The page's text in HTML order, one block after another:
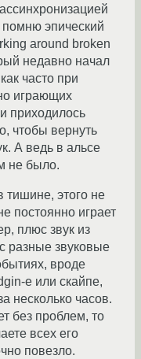
помню эпический
around broken
недавно начал
часто при
играющих
приходилось
чтобы вернуть
А ведь в альсе
не было.
тишине, этого не
постоянно играет
плюс звук из
разные звуковые
вроде
е или скайпе,
несколько часов.
без проблем, то
всех его
повезло.